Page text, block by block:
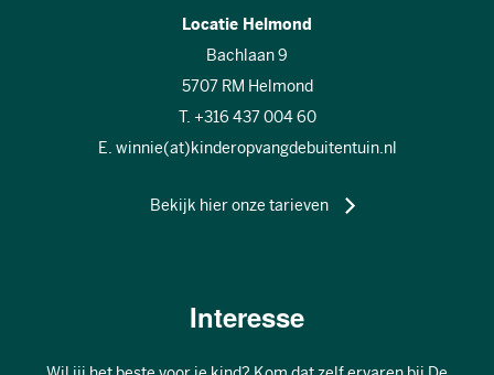
Locatie Helmond
Bachlaan 9
5707 RM Helmond
T. +316 437 004 60
E. winnie(at)kinderopvangdebuitentuin.nl
Bekijk hier onze tarieven
Interesse